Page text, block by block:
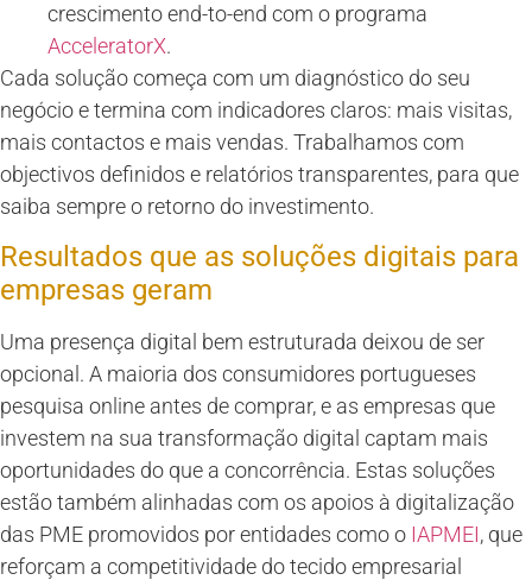
crescimento end-to-end com o programa
AcceleratorX.
Cada solução começa com um diagnóstico do seu
negócio e termina com indicadores claros: mais visitas,
mais contactos e mais vendas. Trabalhamos com
objectivos definidos e relatórios transparentes, para que
saiba sempre o retorno do investimento.
Resultados que as soluções digitais para
empresas geram
Uma presença digital bem estruturada deixou de ser
opcional. A maioria dos consumidores portugueses
pesquisa online antes de comprar, e as empresas que
investem na sua transformação digital captam mais
oportunidades do que a concorrência. Estas soluções
estão também alinhadas com os apoios à digitalização
das PME promovidos por entidades como o IAPMEI, que
reforçam a competitividade do tecido empresarial